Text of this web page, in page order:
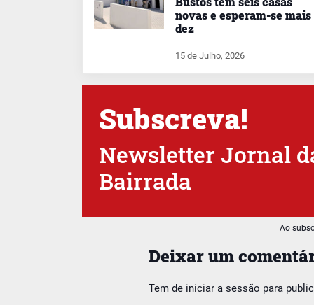
Deixar um
Tem de iniciar a sessão para
novas e esperam-se mais
dez
15 de Julho, 2026
Subscreva!
Newsletter Jornal
Bairrada
Ao